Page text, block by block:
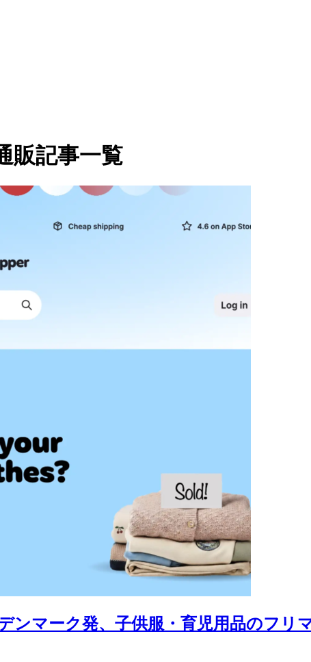
販記事一覧
ンマーク発、子供服・育児用品のフリ